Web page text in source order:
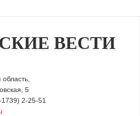
ВЕСТИ
5
2-25-51